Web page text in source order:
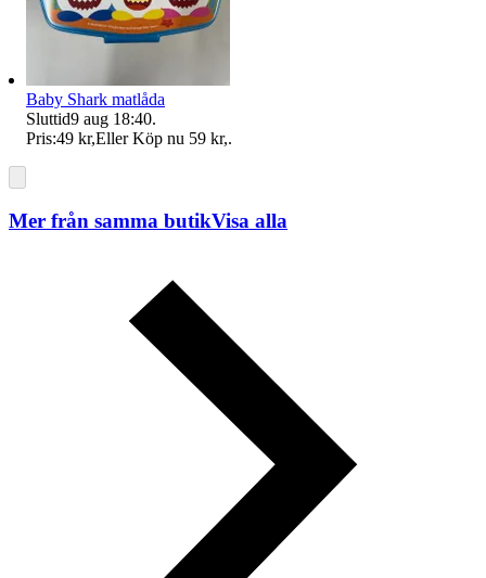
Baby Shark matlåda
Sluttid9 aug 18:40.
Pris:49 kr,Eller Köp nu 59 kr,.
Mer från samma butikVisa alla